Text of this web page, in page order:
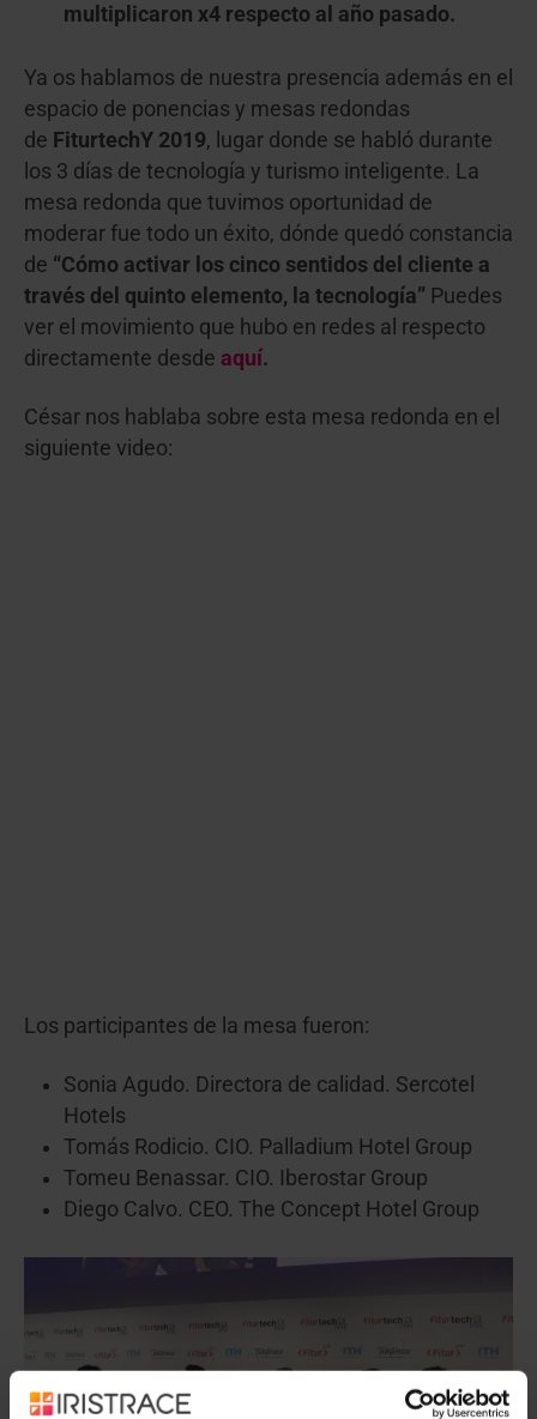
multiplicaron x4 respecto al año pasado.
Ya os hablamos de nuestra presencia además en el
espacio de ponencias y mesas redondas
de FiturtechY 2019, lugar donde se habló durante
los 3 días de tecnología y turismo inteligente. La
mesa redonda que tuvimos oportunidad de
moderar fue todo un éxito, dónde quedó constancia
de “Cómo activar los cinco sentidos del cliente a
través del quinto elemento, la tecnología” Puedes
ver el movimiento que hubo en redes al respecto
directamente desde aquí.
César nos hablaba sobre esta mesa redonda en el
siguiente video:
Los participantes de la mesa fueron:
Sonia Agudo. Directora de calidad. Sercotel
Hotels
Tomás Rodicio. CIO. Palladium Hotel Group
Tomeu Benassar. CIO. Iberostar Group
Diego Calvo. CEO. The Concept Hotel Group